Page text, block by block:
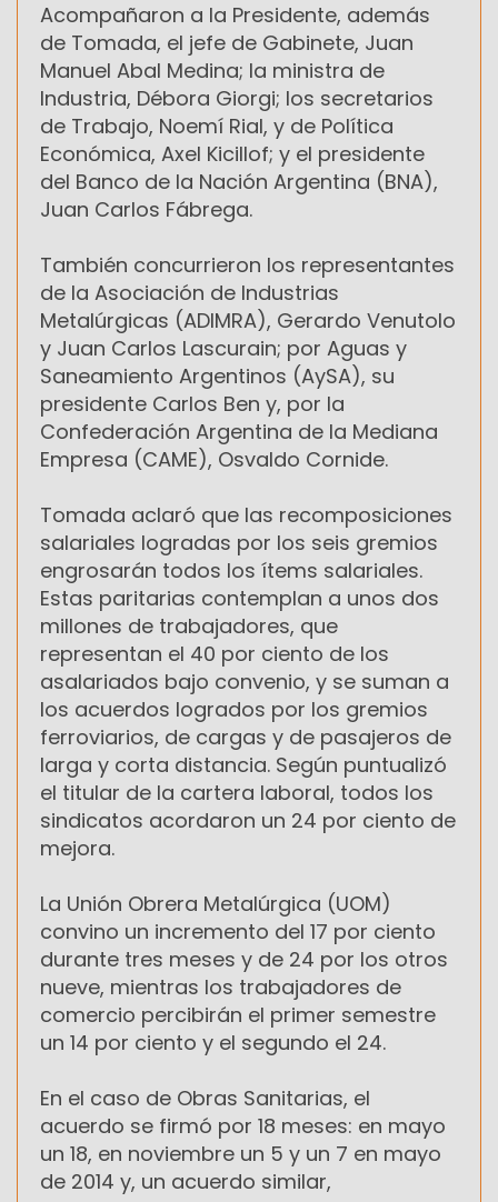
Acompañaron a la Presidente, además
de Tomada, el jefe de Gabinete, Juan
Manuel Abal Medina; la ministra de
Industria, Débora Giorgi; los secretarios
de Trabajo, Noemí Rial, y de Política
Económica, Axel Kicillof; y el presidente
del Banco de la Nación Argentina (BNA),
Juan Carlos Fábrega.
También concurrieron los representantes
de la Asociación de Industrias
Metalúrgicas (ADIMRA), Gerardo Venutolo
y Juan Carlos Lascurain; por Aguas y
Saneamiento Argentinos (AySA), su
presidente Carlos Ben y, por la
Confederación Argentina de la Mediana
Empresa (CAME), Osvaldo Cornide.
Tomada aclaró que las recomposiciones
salariales logradas por los seis gremios
engrosarán todos los ítems salariales.
Estas paritarias contemplan a unos dos
millones de trabajadores, que
representan el 40 por ciento de los
asalariados bajo convenio, y se suman a
los acuerdos logrados por los gremios
ferroviarios, de cargas y de pasajeros de
larga y corta distancia. Según puntualizó
el titular de la cartera laboral, todos los
sindicatos acordaron un 24 por ciento de
mejora.
La Unión Obrera Metalúrgica (UOM)
convino un incremento del 17 por ciento
durante tres meses y de 24 por los otros
nueve, mientras los trabajadores de
comercio percibirán el primer semestre
un 14 por ciento y el segundo el 24.
En el caso de Obras Sanitarias, el
acuerdo se firmó por 18 meses: en mayo
un 18, en noviembre un 5 y un 7 en mayo
de 2014 y, un acuerdo similar,